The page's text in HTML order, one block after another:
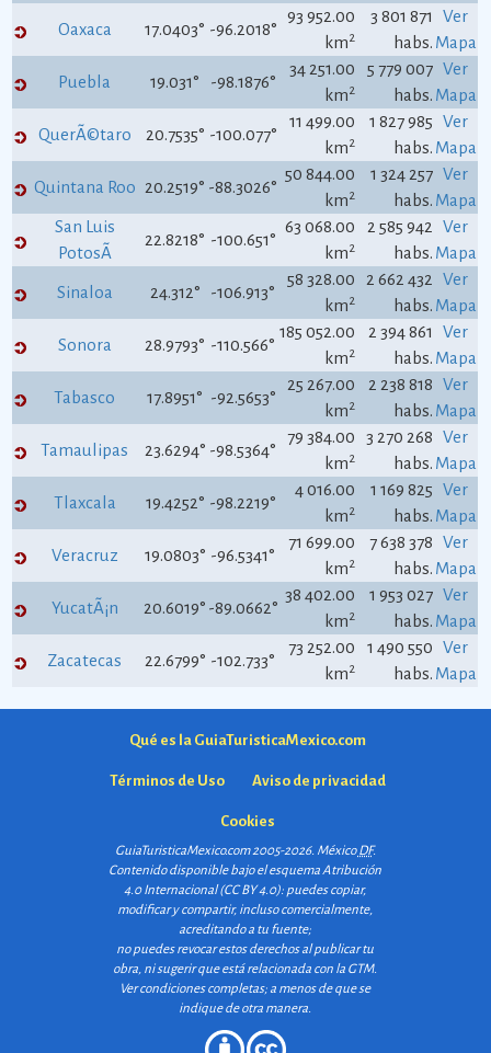
Oaxaca 17.0403° -96.2018°
93 952.00
km2
3 801 871
habs.
Ver
Mapa
Puebla 19.031° -98.1876°
34 251.00
km2
5 779 007
habs.
Ver
Mapa
QuerÃ©taro 20.7535° -100.077°
11 499.00
km2
1 827 985
habs.
Ver
Mapa
Quintana Roo 20.2519° -88.3026°
50 844.00
km2
1 324 257
habs.
Ver
Mapa
San Luis
PotosÃ­
22.8218° -100.651°
63 068.00
km2
2 585 942
habs.
Ver
Mapa
Sinaloa 24.312° -106.913°
58 328.00
km2
2 662 432
habs.
Ver
Mapa
Sonora 28.9793° -110.566°
185 052.00
km2
2 394 861
habs.
Ver
Mapa
Tabasco 17.8951° -92.5653°
25 267.00
km2
2 238 818
habs.
Ver
Mapa
Tamaulipas 23.6294° -98.5364°
79 384.00
km2
3 270 268
habs.
Ver
Mapa
Tlaxcala 19.4252° -98.2219°
4 016.00
km2
1 169 825
habs.
Ver
Mapa
Veracruz 19.0803° -96.5341°
71 699.00
km2
7 638 378
habs.
Ver
Mapa
YucatÃ¡n 20.6019° -89.0662°
38 402.00
km2
1 953 027
habs.
Ver
Mapa
Zacatecas 22.6799° -102.733°
73 252.00
km2
1 490 550
habs.
Ver
Mapa
Qué es la GuiaTuristicaMexico.com
Términos de Uso Aviso de privacidad
Cookies
GuiaTuristicaMexico.com 2005-2026. MéxicoDF.
Contenido disponible bajo el esquemaAtribución
4.0 Internacional (CC BY 4.0): puedes copiar,
modificar y compartir, incluso comercialmente,
acreditando a tu fuente;
no puedes revocar estos derechos al publicar tu
obra, ni sugerir que está relacionada con la GTM.
Ver condiciones completas; a menos de que se
indique de otra manera.